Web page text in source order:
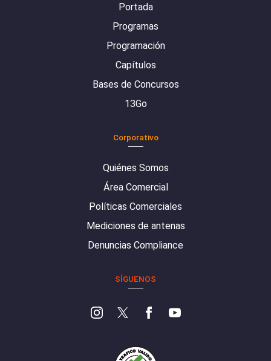
Portada
Programas
Programación
Capítulos
Bases de Concursos
13Go
Corporativo
Quiénes Somos
Área Comercial
Políticas Comerciales
Mediciones de antenas
Denuncias Compliance
SÍGUENOS